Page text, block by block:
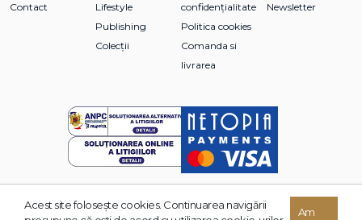
Contact
Lifestyle
Publishing
Colecții
confidențialitate
Politica cookies
Comanda si
livrarea
Newsletter
© 2026 Grupul Editorial TREI. Toate drepturile rezervate.
Acest site foloseşte cookies. Continuarea navigării
Am